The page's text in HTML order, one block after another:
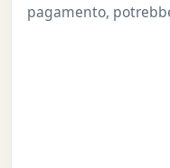
pagamento,